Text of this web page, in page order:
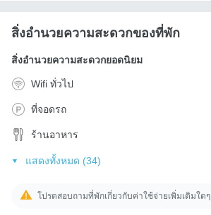
สิ่งอำนวยความสะดวกของที่พัก
สิ่งอำนวยความสะดวกยอดนิยม
Wifi ทั่วไป
ที่จอดรถ
ร้านอาหาร
แสดงทั้งหมด (34)
โปรดสอบถามที่พักเกี่ยวกับค่าใช้จ่ายเพิ่มเติมใดๆ